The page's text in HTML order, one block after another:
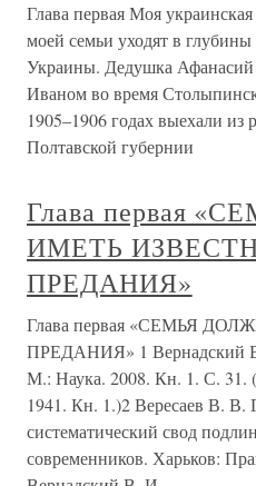
Глава первая Моя
моей семьи уходят в
Украины. Дедушка
Иваном во время
1905–1906 годах выехали
Полтавской губернии
Глава первая
ИМЕТЬ
ПРЕДАНИЯ»
Глава первая «СЕМЬЯ
ПРЕДАНИЯ» 1 Вернадский
М.: Наука. 2008. Кн. 1. С. 31.
1941. Кн. 1.)2 Вересаев В. В.
систематический свод
современников. Харьков: